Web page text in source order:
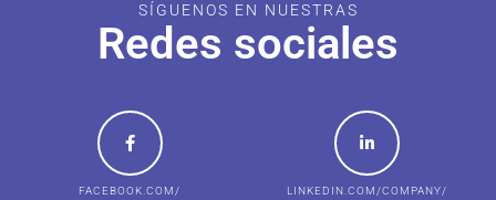
SÍGUENOS EN NUESTRAS
Redes sociales
FACEBOOK.COM/ LINKEDIN.COM/COMPANY/